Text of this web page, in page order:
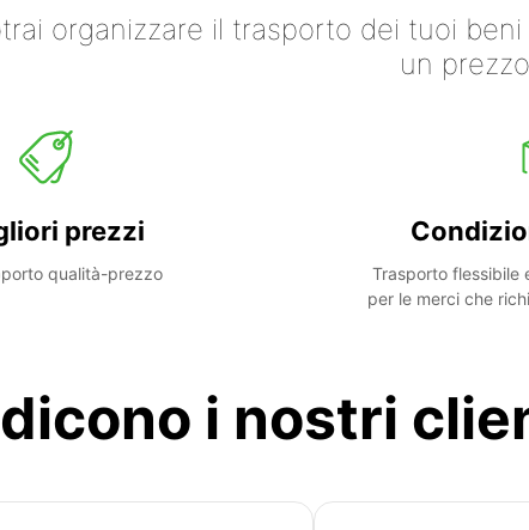
organizzare il trasporto dei tuoi
un
prezzi
qualità-prezzo
Trasporto flessibile
per le merci che
i nostri